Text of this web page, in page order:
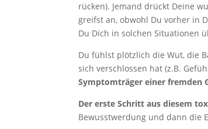
rücken). Jemand drückt Deine
greifst an, obwohl Du vorher in
Du Dich in solchen Situationen
Du fühlst plötzlich die Wut, die
sich verschlossen hat (z.B.
Symptomträger einer fremden
Der erste Schritt aus diesem
Bewusstwerdung und dann die